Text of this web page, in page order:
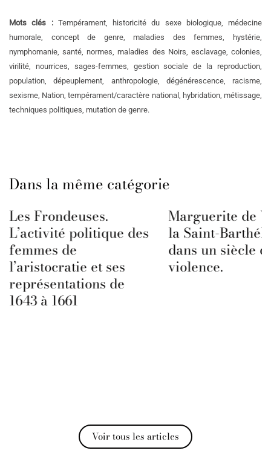
Mots clés : Tempérament, historicité du sexe biologique, médecine
humorale, concept de genre, maladies des femmes, hystérie,
nymphomanie, santé, normes, maladies des Noirs, esclavage, colonies,
virilité, nourrices, sages-femmes, gestion sociale de la reproduction,
population, dépeuplement, anthropologie, dégénérescence, racisme,
sexisme, Nation, tempérament/caractère national, hybridation, métissage,
techniques politiques, mutation de genre.
Dans la même catégorie
Les Frondeuses.
L’activité politique des
femmes de
l’aristocratie et ses
représentations de
1643 à 1661
Marguerite de
la Saint-
dans un siècle
violence.
Voir tous les articles